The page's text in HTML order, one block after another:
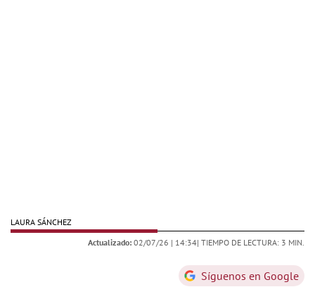
LAURA SÁNCHEZ
Actualizado: 02/07/26 | 14:34| TIEMPO DE LECTURA: 3 MIN.
Síguenos en Google